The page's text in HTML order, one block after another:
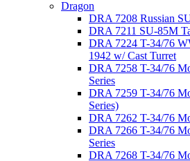
Dragon
DRA 7208 Russian
DRA 7211 SU-85M
DRA 7224 T-34/76
1942 w/ Cast Turret
DRA 7258 T-34/76
Series
DRA 7259 T-34/76
Series)
DRA 7262 T-34/76
DRA 7266 T-34/76
Series
DRA 7268 T-34/76